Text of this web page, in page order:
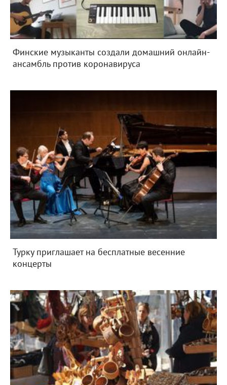
Финские музыканты создали домашний онлайн-
ансамбль против коронавируса
Турку приглашает на бесплатные весенние
концерты